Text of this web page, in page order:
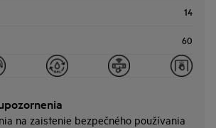
14
60
na zaistenie bezpečného používania